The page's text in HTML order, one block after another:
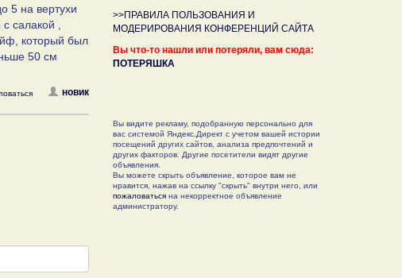
5 на вертухи
салакой ,
который был
50 см
новик
>>ПРАВИЛА ПОЛЬЗОВАНИЯ И
МОДЕРИРОВАНИЯ КОНФЕРЕНЦИЙ САЙТА
Вы что-то нашли или потеряли, вам сюда:
ПОТЕРЯШКА
Вы видите рекламу, подобранную персонально для
вас системой Яндекс.Директ с учетом вашей истории
посещений других сайтов, анализа предпочтений и
других факторов. Другие посетители видят другие
объявления.
Вы можете скрыть объявление, которое вам не
нравится, нажав на ссылку "скрыть" внутри него, или
пожаловатьсяна некорректное объявление
администратору.